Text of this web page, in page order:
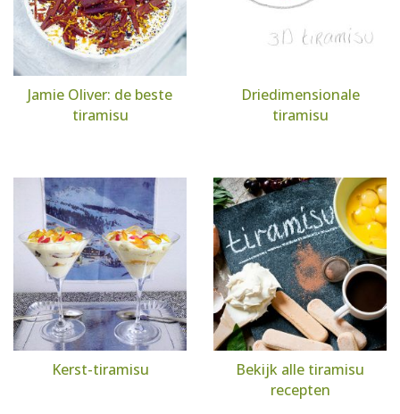
Jamie Oliver: de beste
tiramisu
Driedimensionale
tiramisu
Kerst-tiramisu
Bekijk alle tiramisu
recepten